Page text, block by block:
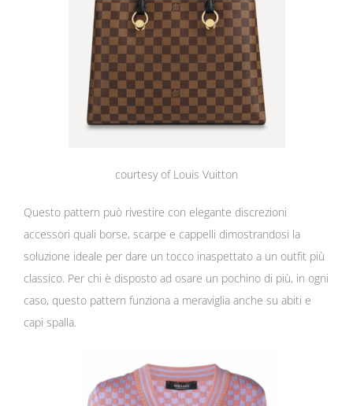
courtesy of Louis Vuitton
Questo pattern può rivestire con elegante discrezioni
accessori quali borse, scarpe e cappelli dimostrandosi la
soluzione ideale per dare un tocco inaspettato a un outfit più
classico. Per chi è disposto ad osare un pochino di più, in ogni
caso, questo pattern funziona a meraviglia anche su abiti e
capi spalla.